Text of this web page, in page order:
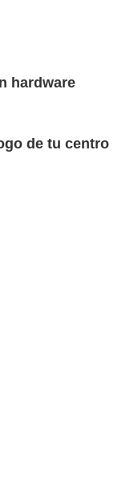
hardware
de tu centro